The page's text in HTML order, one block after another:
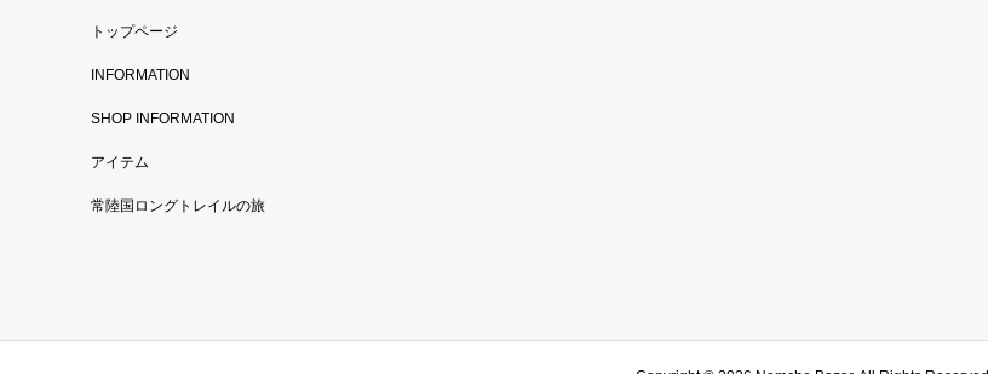
トップページ
INFORMATION
SHOP INFORMATION
アイテム
常陸国ロングトレイルの旅